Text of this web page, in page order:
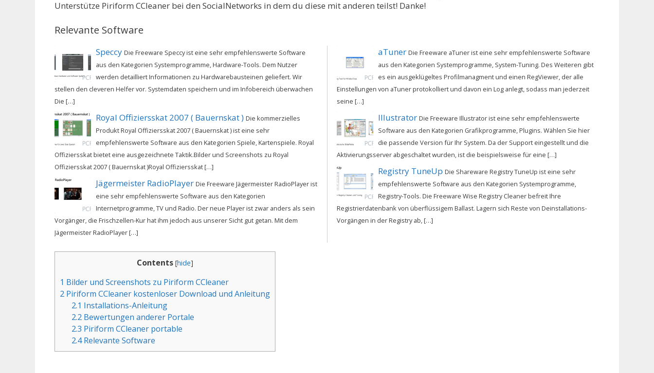
Unterstütze Piriform CCleaner bei den SocialNetworks in dem du diese mit anderen teilst! Danke!
Relevante Software
Speccy Die Freeware Speccy ist eine sehr empfehlenswerte Software
aus den Kategorien Systemprogramme, Hardware-Tools. Dem Nutzer
werden detailliert Informationen zu Hardwarebausteinen geliefert. Wir
stellen den cleveren Helfer vor. Systemdaten speichern und im Infobereich überwachen
Die […]
Royal Offiziersskat 2007 ( Bauernskat ) Die kommerzielles
Produkt Royal Offiziersskat 2007 ( Bauernskat ) ist eine sehr
empfehlenswerte Software aus den Kategorien Spiele, Kartenspiele. Royal
Offiziersskat bietet eine ausgezeichnete Taktik.Bilder und Screenshots zu Royal
Offiziersskat 2007 ( Bauernskat )Royal Offiziersskat […]
Jägermeister RadioPlayer Die Freeware Jägermeister RadioPlayer ist
eine sehr empfehlenswerte Software aus den Kategorien
Internetprogramme, TV und Radio. Der neue Player ist zwar anders als sein
Vorgänger, die Frischzellen-Kur hat ihm jedoch aus unserer Sicht gut getan. Mit dem
Jägermeister RadioPlayer […]
aTuner Die Freeware aTuner ist eine sehr empfehlenswerte Software
aus den Kategorien Systemprogramme, System-Tuning. Des Weiteren gibt
es ein ausgeklügeltes Profilmanagment und einen RegViewer, der alle
Einstellungen von aTuner protokolliert und davon ein Log anlegt, sodass man jederzeit
seine […]
Illustrator Die Freeware Illustrator ist eine sehr empfehlenswerte
Software aus den Kategorien Grafikprogramme, Plugins. Wählen Sie hier
die passende Version für Ihr System. Da der Support eingestellt und die
Aktivierungsserver abgeschaltet wurden, ist die beispielsweise für eine […]
Registry TuneUp Die Shareware Registry TuneUp ist eine sehr
empfehlenswerte Software aus den Kategorien Systemprogramme,
Registry-Tools. Die Freeware Wise Registry Cleaner befreit Ihre
Registrierdatenbank von überflüssigem Ballast. Lagern sich Reste von Deinstallations-
Vorgängen in der Registry ab, […]
Contents [hide]
1 Bilder und Screenshots zu Piriform CCleaner
2 Piriform CCleaner kostenloser Download und Anleitung
2.1 Installations-Anleitung
2.2 Bewertungen anderer Portale
2.3 Piriform CCleaner portable
2.4Relevante Software